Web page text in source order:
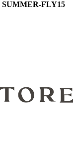
SUMMER-FLY15